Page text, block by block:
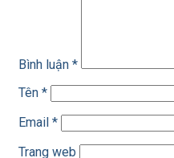
Bình luận *
Tên *
Email *
Trang web